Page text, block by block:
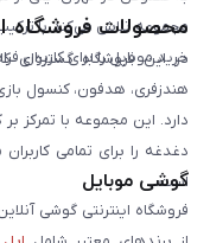
مجموعه تلاش می‌کند با
خرید موبایل را برای کاربران
محصولات فروشگاه
در این فروشگاه گستره‌ای
هندزفری، هدفون، کنسول
دارد. این مجموعه با تمرکز
دغدغه را برای تمامی
است:
گوشی موبایل
فروشگاه اینترنتی گوشی